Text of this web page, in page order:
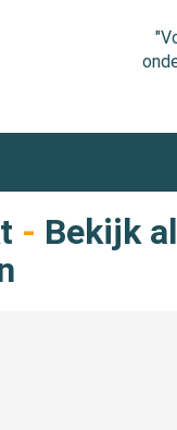
- Bekijk